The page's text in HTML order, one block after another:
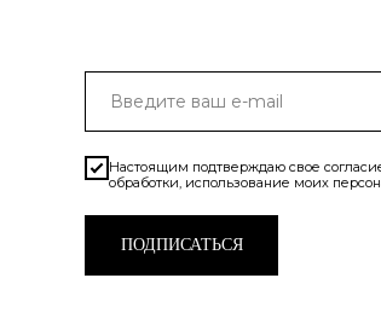
Настоящим подтверждаю свое
обработки, использование моих
ПОДПИСАТЬСЯ